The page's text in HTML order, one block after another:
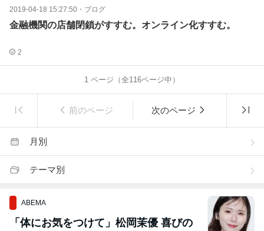
2019-04-18 15:27:50 ・ ブログ
金融機関の店舗閉鎖がすすむ。オンライン化すすむ。
2
1 ページ（全116ページ中）
前のページ 次のページ
月別
テーマ別
ABEMA
「体にお気をつけて」松岡茉優 喜びの